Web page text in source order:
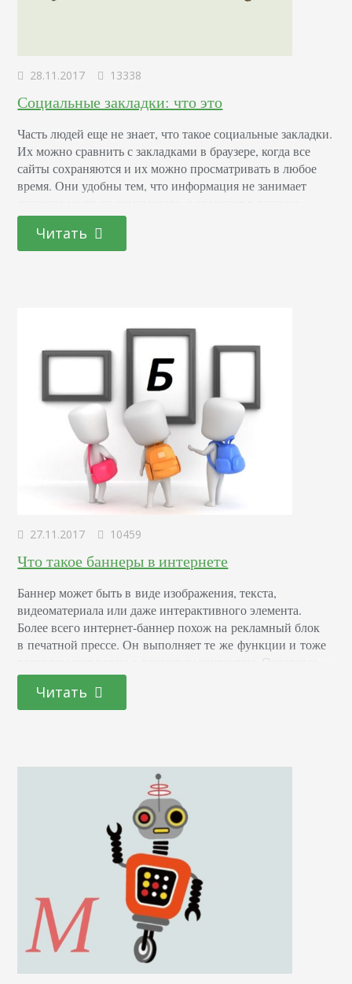
28.11.2017 13338
Социальные закладки: что это
Часть людей еще не знает, что такое социальные закладки.
Их можно сравнить с закладками в браузере, когда все
сайты сохраняются и их можно просматривать в любое
время. Они удобны тем, что информация не занимает
кабинете выбранного сервиса и доступна с любого
устройства при подключенном Интернете. Кроме того,
можно провести аналогию с веб-каталогами,…
Читать
27.11.2017 10459
Что такое баннеры в интернете
Баннер может быть в виде изображения, текста,
видеоматериала или даже интерактивного элемента.
Более всего интернет-баннер похож на рекламный блок
в печатной прессе. Он выполняет те же функции и тоже
располагается рядом с основным контентом. Основные
отличия и преимущества интернет-баннеров перед
рекламой в газете заключаются в огромном функционале
и большей конверсии первых. О том, что дает такую
от преследуемых целей, интернет-баннеры делят на:
Продающие. Используются, когда…
Читать